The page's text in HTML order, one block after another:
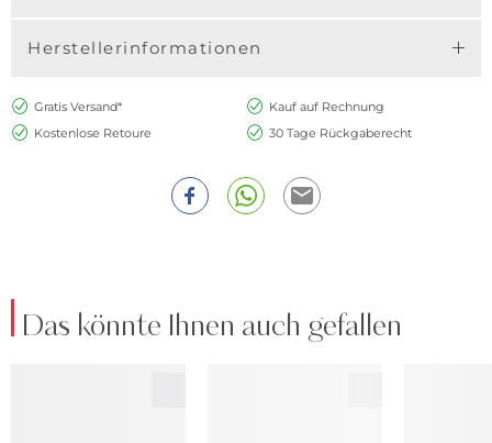
Herstellerinformationen
Gratis Versand*
Kauf auf Rechnung
Kostenlose Retoure
30 Tage Rückgaberecht
Das könnte Ihnen auch gefallen